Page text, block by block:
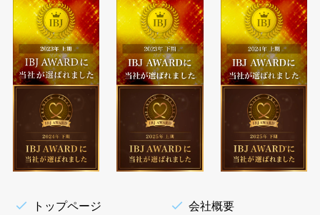
トップページ 会社概要